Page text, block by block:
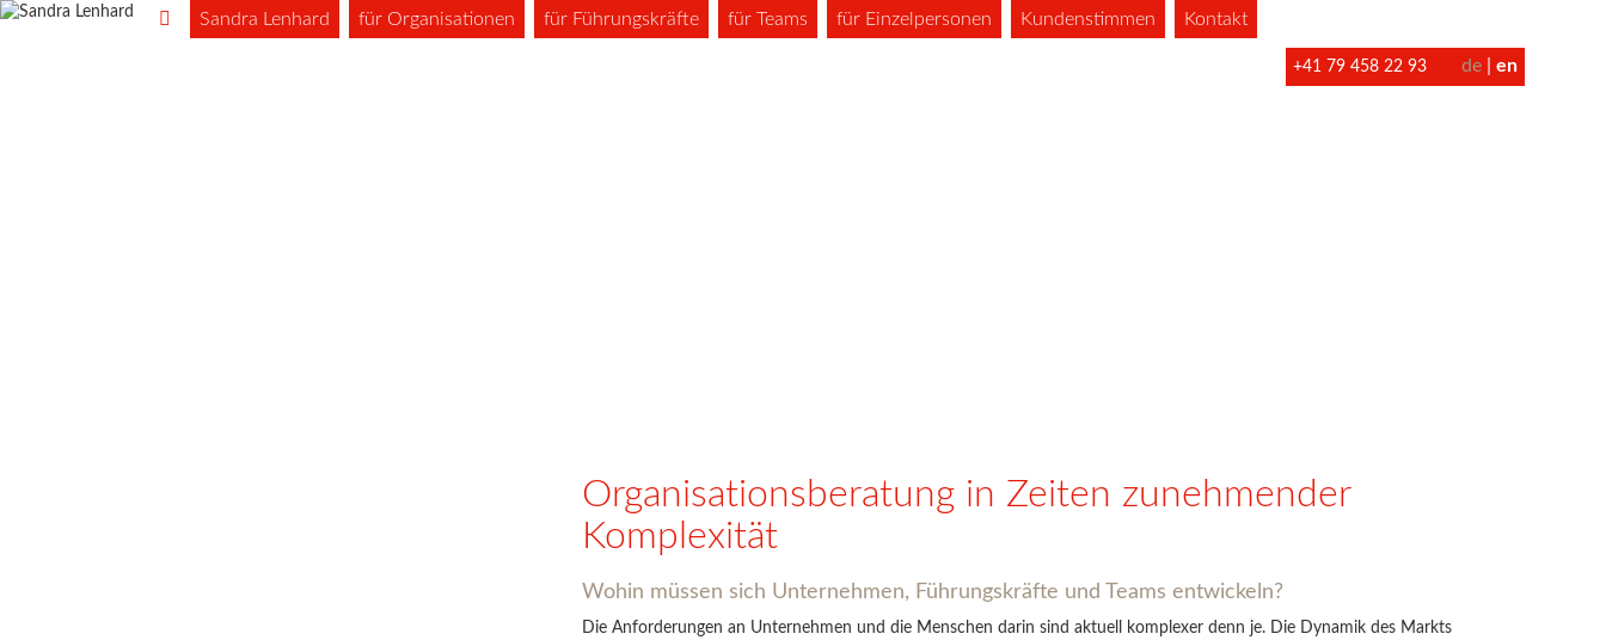
Sandra Lenhard für Organisationen für Führungskräfte für Teams für Einzelpersonen Kundenstimmen Kontakt
+41 79 458 22 93 de en
Organisationsberatung in Zeiten zunehmender
Komplexität
Wohin müssen sich Unternehmen, Führungskräfte und Teams entwickeln?
Die Anforderungen an Unternehmen und die Menschen darin sind aktuell komplexer denn je. Die Dynamik des Markts